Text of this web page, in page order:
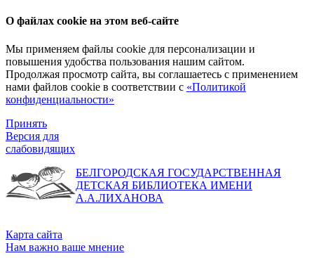
О файлах cookie на этом веб-сайте
Мы применяем файлы cookie для персонализации и
повышения удобства пользования нашим сайтом.
Продолжая просмотр сайта, вы соглашаетесь с применением
нами файлов cookie в соответствии с «Политикой
конфиденциальности»
Принять
Версия для
слабовидящих
БЕЛГОРОДСКАЯ ГОСУДАРСТВЕННАЯ
ДЕТСКАЯ БИБЛИОТЕКА ИМЕНИ
А.А.ЛИХАНОВА
Карта сайта
Нам важно ваше мнение